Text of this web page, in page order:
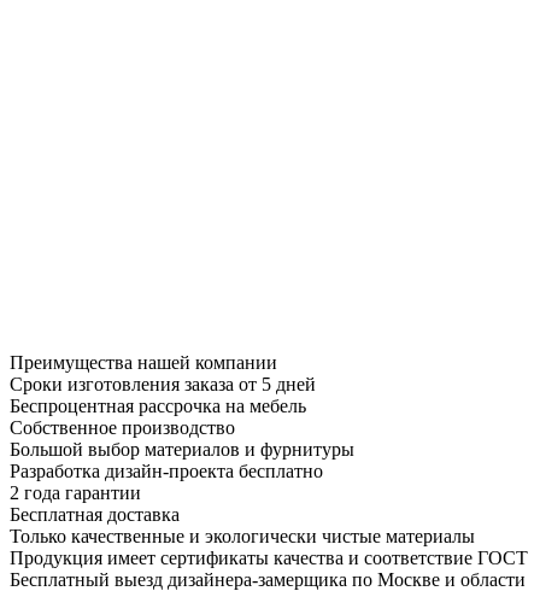
Преимущества нашей компании
Сроки изготовления заказа от 5 дней
Беспроцентная рассрочка на мебель
Собственное производство
Большой выбор материалов и фурнитуры
Разработка дизайн-проекта бесплатно
2 года гарантии
Бесплатная доставка
Только качественные и экологически чистые материалы
Продукция имеет сертификаты качества и соответствие ГОСТ
Бесплатный выезд дизайнера-замерщика по Москве и области